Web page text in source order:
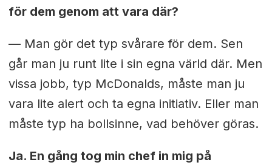
för dem genom att vara där?
— Man gör det typ svårare för dem. Sen
går man ju runt lite i sin egna värld där. Men
vissa jobb, typ McDonalds, måste man ju
vara lite alert och ta egna initiativ. Eller man
måste typ ha bollsinne, vad behöver göras.
Ja. En gång tog min chef in mig på